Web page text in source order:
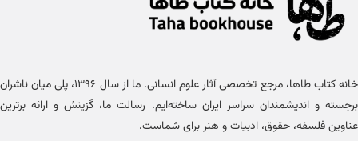
خانه کتاب طاها، مرجع تخصصی آثار علوم انسانی. ما از سال ۱۳۹۶، پلی میان ناشران
برجسته و اندیشمندان سراسر ایران ساخته‌ایم. رسالت ما، گزینش و ارائه برترین
عناوین فلسفه، حقوق، ادبیات و هنر برای شماست.